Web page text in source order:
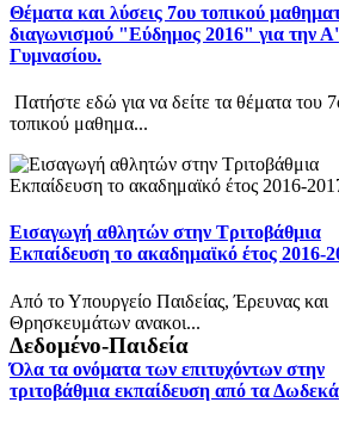
Θέματα και λύσεις 7ου τοπικού
διαγωνισμού "Εύδημος 2016" για την Α'
Γυμνασίου.
Πατήστε εδώ για να δείτε τα θέματα του
τοπικού μαθημα...
Εισαγωγή αθλητών στην Τριτοβάθμια
Εκπαίδευση το ακαδημαϊκό έτος 2016-
Από το Υπουργείο Παιδείας, Έρευνας και
Θρησκευμάτων ανακοι...
Όλα τα ονόματα των επιτυχόντων στην
τριτοβάθμια εκπαίδευση από τα
Δεδομένο-Παιδεία